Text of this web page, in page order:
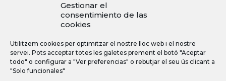
Gestionar el
consentimiento de las
cookies
Utilitzem cookies per optimitzar el nostre lloc web i el nostre
servei. Pots acceptar totes les galetes prement el botó "Aceptar
todo" o configurar a "Ver preferencias" o rebutjar el seu ús clicant a
"Solo funcionales"
Zona de prensa:
Acreditacions
Inscripcions
Notícies